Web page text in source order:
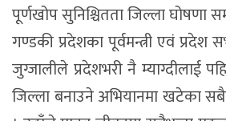
पूर्णखोप सुनिश्चितता जिल्ला घोषणा
गण्डकी प्रदेशका पूर्वमन्त्री एवं
जुग्जालीले प्रदेशभरी नै म्याग्दीलाई
जिल्ला बनाउने अभियानमा खटेका